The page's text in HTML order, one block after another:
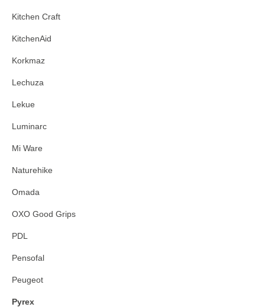
Kitchen Craft
KitchenAid
Korkmaz
Lechuza
Lekue
Luminarc
Mi Ware
Naturehike
Omada
OXO Good Grips
PDL
Pensofal
Peugeot
Pyrex